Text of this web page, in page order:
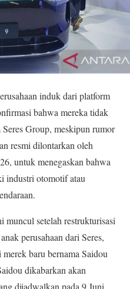
induk dari platform
bahwa mereka tidak
Group, meskipun rumor
resmi dilontarkan oleh
untuk menegaskan bahwa
industri otomotif atau
setelah restrukturisasi
perusahaan dari Seres,
baru bernama Saidou
dikabarkan akan
dijadwalkan pada 9 Juni